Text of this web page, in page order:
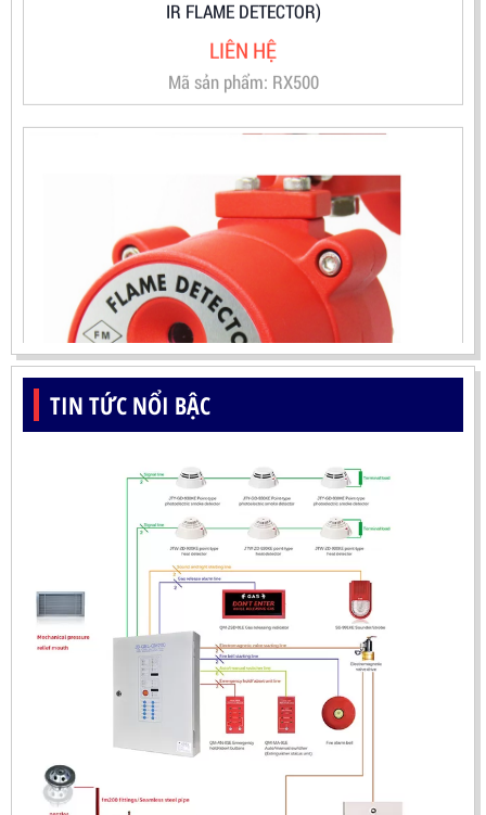
LIÊN HỆ
Mã sản phẩm: RX500
ĐẦU BÁO LỬA UV-IR CHỐNG NỔ-UX150 KOREA
LIÊN HỆ
Mã sản phẩm: UX150
TIN TỨC NỔI BẬC